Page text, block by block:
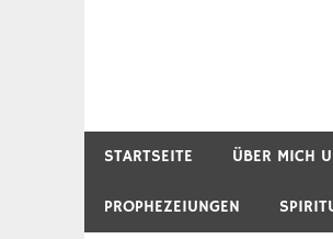
STARTSEITE ÜBER MICH
PROPHEZEIUNGEN